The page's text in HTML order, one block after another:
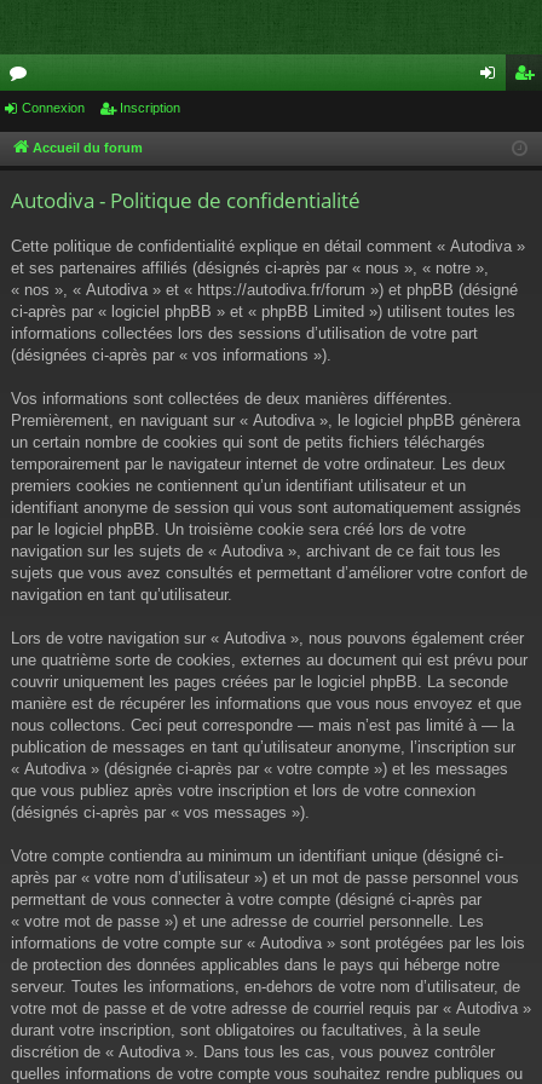
or
u cri
Connexion Inscription
Accueil du forum
Autodiva - Politique de confidentialité
Cette politique de confidentialité explique en détail comment « Autodiva »
et ses partenaires affiliés (désignés ci-après par « nous », « notre »,
« nos », « Autodiva » et « https://autodiva.fr/forum ») et phpBB (désigné
ci-après par « logiciel phpBB » et « phpBB Limited ») utilisent toutes les
informations collectées lors des sessions d’utilisation de votre part
(désignées ci-après par « vos informations »).
Vos informations sont collectées de deux manières différentes.
Premièrement, en naviguant sur « Autodiva », le logiciel phpBB génèrera
un certain nombre de cookies qui sont de petits fichiers téléchargés
temporairement par le navigateur internet de votre ordinateur. Les deux
premiers cookies ne contiennent qu’un identifiant utilisateur et un
identifiant anonyme de session qui vous sont automatiquement assignés
par le logiciel phpBB. Un troisième cookie sera créé lors de votre
navigation sur les sujets de « Autodiva », archivant de ce fait tous les
sujets que vous avez consultés et permettant d’améliorer votre confort de
navigation en tant qu’utilisateur.
Lors de votre navigation sur « Autodiva », nous pouvons également créer
une quatrième sorte de cookies, externes au document qui est prévu pour
couvrir uniquement les pages créées par le logiciel phpBB. La seconde
manière est de récupérer les informations que vous nous envoyez et que
nous collectons. Ceci peut correspondre — mais n’est pas limité à — la
publication de messages en tant qu’utilisateur anonyme, l’inscription sur
« Autodiva » (désignée ci-après par « votre compte ») et les messages
que vous publiez après votre inscription et lors de votre connexion
(désignés ci-après par « vos messages »).
Votre compte contiendra au minimum un identifiant unique (désigné ci-
après par « votre nom d’utilisateur ») et un mot de passe personnel vous
permettant de vous connecter à votre compte (désigné ci-après par
« votre mot de passe ») et une adresse de courriel personnelle. Les
informations de votre compte sur « Autodiva » sont protégées par les lois
de protection des données applicables dans le pays qui héberge notre
serveur. Toutes les informations, en-dehors de votre nom d’utilisateur, de
votre mot de passe et de votre adresse de courriel requis par « Autodiva »
durant votre inscription, sont obligatoires ou facultatives, à la seule
discrétion de « Autodiva ». Dans tous les cas, vous pouvez contrôler
quelles informations de votre compte vous souhaitez rendre publiques ou